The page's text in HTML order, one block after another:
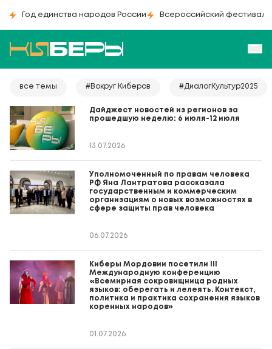
Год единства народов России Всероссийский фестиваль
все темы #Вокруг Киберов #ДиалогКультур2025
Дайджест новостей из регионов за
прошедшую неделю: 6 июля-12 июля
13.07.2026
Уполномоченный по правам человека
РФ Яна Лантратова рассказала
государственным и коммерческим
организациям о новых возможностях в
сфере защиты прав человека
06.07.2026
Киберы Мордовии посетили III
Международную конференцию
«Всемирная сокровищница родных
языков: оберегать и лелеять. Контекст,
политика и практика сохранения языков
коренных народов»
01.07.2026